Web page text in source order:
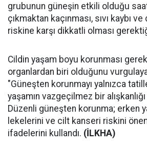
grubunun güneşin etkili olduğu
çıkmaktan kaçınması, sıvı kaybı
riskine karşı dikkatli olması
Cildin yaşam boyu korunması
organlardan biri olduğunu
"Güneşten korunmayı yalnızca
yaşamın vazgeçilmez bir
Düzenli güneşten korunma; erken
lekelerini ve cilt kanseri riskini
ifadelerini kullandı. (İLKHA)